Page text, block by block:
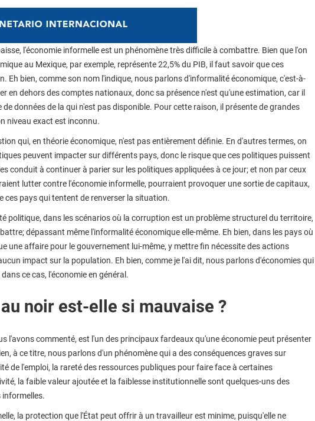
l'économie informelle est un phénomène très difficile à combattre. Bien que l'on
au Mexique, par exemple, représente 22,5% du PIB, il faut savoir que ces
Eh bien, comme son nom l'indique, nous parlons d'informalité économique, c'est-à-
en dehors des comptes nationaux, donc sa présence n'est qu'une estimation, car il
données de la qui n'est pas disponible. Pour cette raison, il présente de grandes
niveau exact est inconnu.
qui, en théorie économique, n'est pas entièrement définie. En d'autres termes, on
peuvent impacter sur différents pays, donc le risque que ces politiques puissent
conduit à continuer à parier sur les politiques appliquées à ce jour; et non par ceux
lutter contre l'économie informelle, pourraient provoquer une sortie de capitaux,
ces pays qui tentent de renverser la situation.
politique, dans les scénarios où la corruption est un problème structurel du territoire,
dépassant même l'informalité économique elle-même. Eh bien, dans les pays où
une affaire pour le gouvernement lui-même, y mettre fin nécessite des actions
impact sur la population. Eh bien, comme je l'ai dit, nous parlons d'économies qui
ce cas, l'économie en général.
noir est-elle si mauvaise ?
l'avons commenté, est l'un des principaux fardeaux qu'une économie peut présenter
à ce titre, nous parlons d'un phénomène qui a des conséquences graves sur
de l'emploi, la rareté des ressources publiques pour faire face à certaines
la faible valeur ajoutée et la faiblesse institutionnelle sont quelques-uns des
informelles.
la protection que l'État peut offrir à un travailleur est minime, puisqu'elle ne